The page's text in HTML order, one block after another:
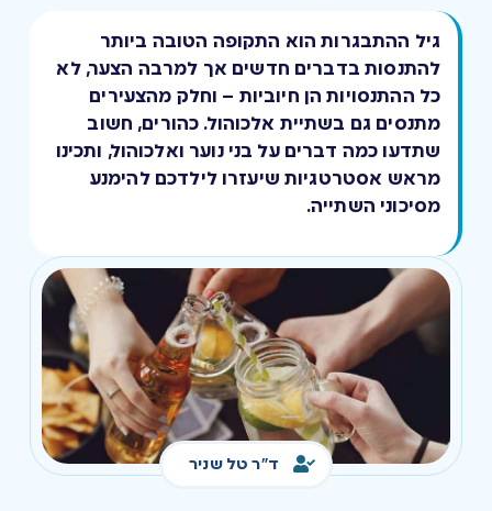
גיל ההתבגרות הוא התקופה הטובה ביותר
להתנסות בדברים חדשים אך למרבה הצער, לא
כל ההתנסויות הן חיוביות – וחלק מהצעירים
מתנסים גם בשתיית אלכוהול. כהורים, חשוב
שתדעו כמה דברים על בני נוער ואלכוהול, ותכינו
מראש אסטרטגיות שיעזרו לילדכם להימנע
מסיכוני השתייה.
ד"ר טל שניר